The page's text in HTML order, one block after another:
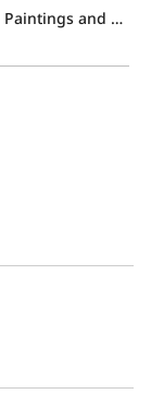
Contemporary Japanese Art Japanese-Style Paintings and Oil Paintings, Prints, Pottery, Metalwork, Dolls, Lacquer Ware, Textiles and Bamboo Crafts